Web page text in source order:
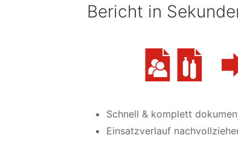
Bericht in
Schnell & komplett
Einsatzverlauf